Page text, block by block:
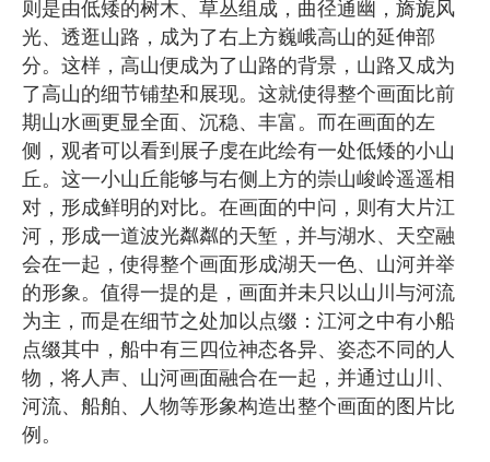
则是由低矮的树木、草丛组成，曲径通幽，旖旎风
光、透逛山路，成为了右上方巍峨高山的延伸部
分。这样，高山便成为了山路的背景，山路又成为
了高山的细节铺垫和展现。这就使得整个画面比前
期山水画更显全面、沉稳、丰富。而在画面的左
侧，观者可以看到展子虔在此绘有一处低矮的小山
丘。这一小山丘能够与右侧上方的崇山峻岭遥遥相
对，形成鲜明的对比。在画面的中问，则有大片江
河，形成一道波光粼粼的天堑，并与湖水、天空融
会在一起，使得整个画面形成湖天一色、山河并举
的形象。值得一提的是，画面并未只以山川与河流
为主，而是在细节之处加以点缀：江河之中有小船
点缀其中，船中有三四位神态各异、姿态不同的人
物，将人声、山河画面融合在一起，并通过山川、
河流、船舶、人物等形象构造出整个画面的图片比
例。